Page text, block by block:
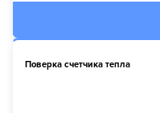
Поверка счетчика тепла